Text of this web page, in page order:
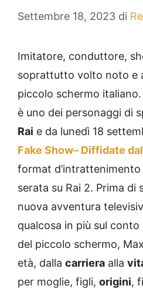
Settembre 18, 2023 di
Imitatore, conduttore,
soprattutto volto noto e
piccolo schermo italiano.
è uno dei personaggi di
Rai e da lunedì 18
Fake Show– Diffidate
format
serata su Rai 2. Prima di
nuova avventura
qualcosa in più sul conto
del piccolo schermo,
età, dalla carriera alla
per moglie, figli, origini,